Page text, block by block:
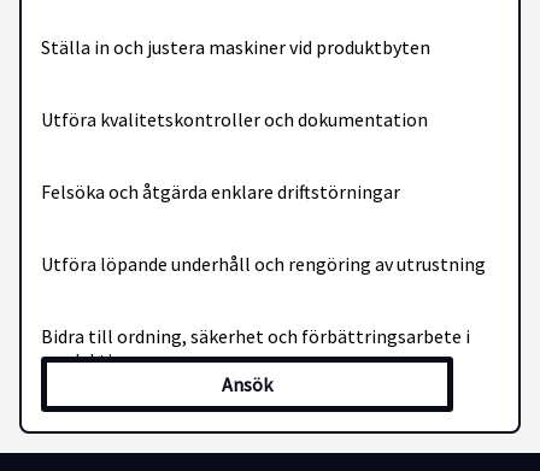
Ställa in och justera maskiner vid produktbyten
Utföra kvalitetskontroller och dokumentation
Felsöka och åtgärda enklare driftstörningar
Utföra löpande underhåll och rengöring av utrustning
Bidra till ordning, säkerhet och förbättringsarbete i
produktionen
Vi söker dig som
Har erfarenhet av arbete inom industri eller produktion
(meriterande)
Ansök